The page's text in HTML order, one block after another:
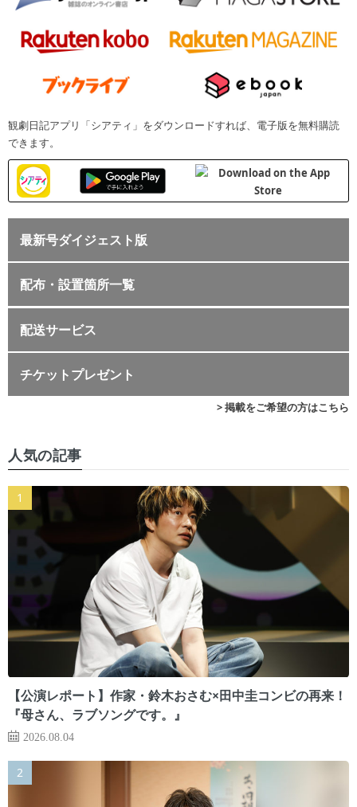
観劇日記アプリ「シアティ」をダウンロードすれば、電子版を無料購読
できます。
最新号ダイジェスト版
配布・設置箇所一覧
配送サービス
チケットプレゼント
> 掲載をご希望の方はこちら
人気の記事
【公演レポート】作家・鈴木おさむ×田中圭コンビの再来！
『母さん、ラブソングです。』
2026.08.04